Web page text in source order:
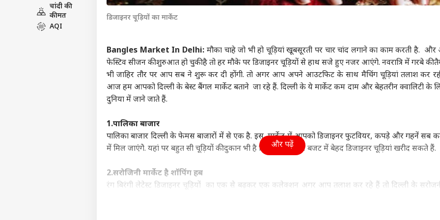
चांदी की
कीमत
AQI
डिजाइनर चूड़ियों का मार्केट
Bangles Market In Delhi:मौका चाहे जो भी हो चूड़ियां खूबसूरती पर चार चांद लगाने का काम करती है. और
फेस्टिव सीजन की शुरुआत हो चुकी है तो हर मौके पर डिजाइनर चूड़ियों से हाथ सजे हुए नजर आएंगे. नवरात्रि में गरबे की
भी जाहिर तौर पर आप सब ने शुरू कर दी होंगी. तो अगर आप अपने आउटफिट के साथ मैचिंग चूड़ियां तलाश कर
आज हम आपको दिल्ली के बेस्ट बैंगल मार्केट बताने जा रहे हैं. दिल्ली के ये मार्केट कम दाम और बेहतरीन क्वालिटी के
दुनिया में जाने जाते हैं.
1.पालिका बाजार
पालिका बाजार दिल्ली के फेमस बाजारों में से एक है. इस मार्केट में आपको डिजाइनर फुटवियर, कपड़े और गहनें सब
में मिल जाएंगेे. यहां पर बहुत सी चूड़ियों की दुकान भी है जिससे आप कम बजट में बेहद डिजाइनर चूड़ियां खरीद सकते हैं.
2.सरोजिनी मार्केट है शॉपिंग हब
रंग बिरंगी लेटेस्ट डिजाइनर चूड़ियों का एक से बढ़कर एक कलेक्शन अगर आप तलाश कर रहे हैं तो दिल्ली के
और पढ़ें
एडवर्टाइज विथ अस
कॉन्टैक्ट अस
सेंड फीडबैक
अबाउट अस
करियर्स
LOGIN
‘संसद मार्च में नहीं चली
गोली, झारखंड की तकलीफ
समझें राहुल’, BJP का
बांग्लादेश वापस लौटेंगी शेख
हसीना? प्रेस कॉन्फ्रेंस में
बोलीं - 'मैं अब...'
'पेपर लीक सिर्फ झारखंड का
मुद्दा...', छात्रों के प्रदर्शन पर
बोले CM सोरेन
इस
और
क्रिकेट
ऋषभ पंत, संजू सैमसन या
इंडिया
राहुल गांधी का दावा,
इंडिया
मार्क जुकरबर्ग ने मांगी माफी,